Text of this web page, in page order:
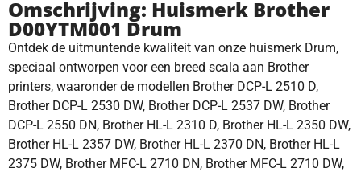
Omschrijving: Huismerk Brother
D00YTM001 Drum
Ontdek de uitmuntende kwaliteit van onze huismerk Drum,
speciaal ontworpen voor een breed scala aan Brother
printers, waaronder de modellen Brother DCP-L 2510 D,
Brother DCP-L 2530 DW, Brother DCP-L 2537 DW, Brother
DCP-L 2550 DN, Brother HL-L 2310 D, Brother HL-L 2350 DW,
Brother HL-L 2357 DW, Brother HL-L 2370 DN, Brother HL-L
2375 DW, Brother MFC-L 2710 DN, Brother MFC-L 2710 DW,